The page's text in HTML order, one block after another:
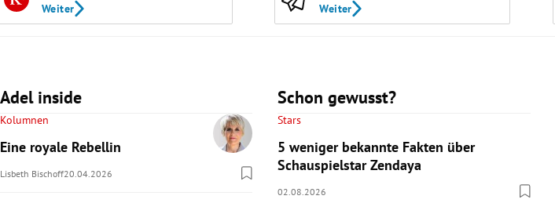
Weiter Weiter
Adel inside
Kolumnen
Eine royale Rebellin
Lisbeth Bischoff20.04.2026
Schon gewusst?
Stars
5 weniger bekannte Fakten über
Schauspielstar Zendaya
02.08.2026